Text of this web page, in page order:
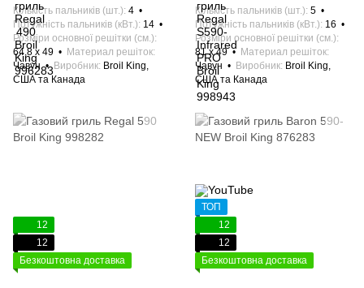
Кількість пальників (шт.) 4
Потужність пальників (кВт.) 14
Розміри основної решітки (см.)
64,8 х 49
Материал решіток
Чавун
Виробник Broil King,
США та Канада
Кількість пальників (шт.) 5
Потужність пальників (кВт.) 16
Розміри основної решітки (см.)
81 х 49
Материал решіток
Чавун
Виробник Broil King,
США та Канада
12
12
Безкоштовна доставка
ТОП
12
12
Безкоштовна доставка